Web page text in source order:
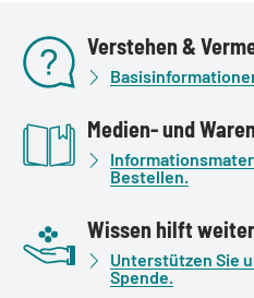
Verstehen &
Medien- und
Bestellen.
Wissen hilft weiter
Unterstützen Sie
Spende.